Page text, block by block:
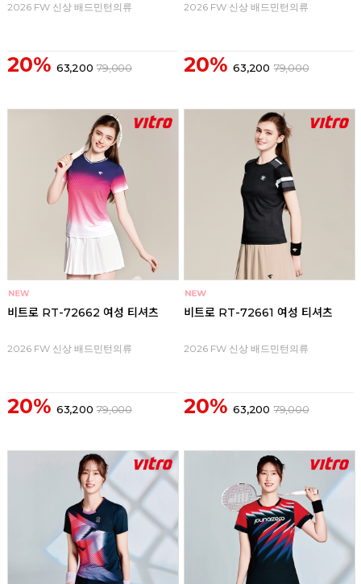
2026 FW 신상 배드민턴의류
20% 63,200 79,000
2026 FW 신상 배드민턴의류
20% 63,200 79,000
비트로 RT-72662 여성 티셔츠
2026 FW 신상 배드민턴의류
20% 63,200 79,000
비트로 RT-72661 여성 티셔츠
2026 FW 신상 배드민턴의류
20% 63,200 79,000